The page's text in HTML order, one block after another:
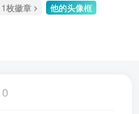
1枚徽章
他的头像框
0